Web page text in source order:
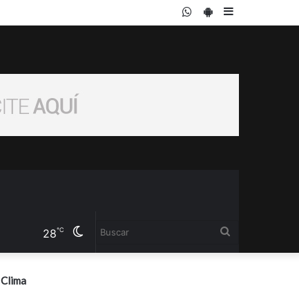
PlayStore
WhatsApp
Cambiar
28℃
Clima